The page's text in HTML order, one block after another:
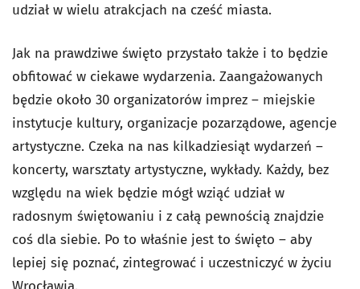
udział w wielu atrakcjach na cześć miasta.
Jak na prawdziwe święto przystało także i to będzie
obfitować w ciekawe wydarzenia. Zaangażowanych
będzie około 30 organizatorów imprez – miejskie
instytucje kultury, organizacje pozarządowe, agencje
artystyczne. Czeka na nas kilkadziesiąt wydarzeń –
koncerty, warsztaty artystyczne, wykłady. Każdy, bez
względu na wiek będzie mógł wziąć udział w
radosnym świętowaniu i z całą pewnością znajdzie
coś dla siebie. Po to właśnie jest to święto – aby
lepiej się poznać, zintegrować i uczestniczyć w życiu